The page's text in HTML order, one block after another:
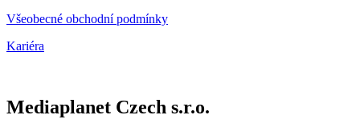
Všeobecné obchodní podmínky
Kariéra
Mediaplanet Czech s.r.o.